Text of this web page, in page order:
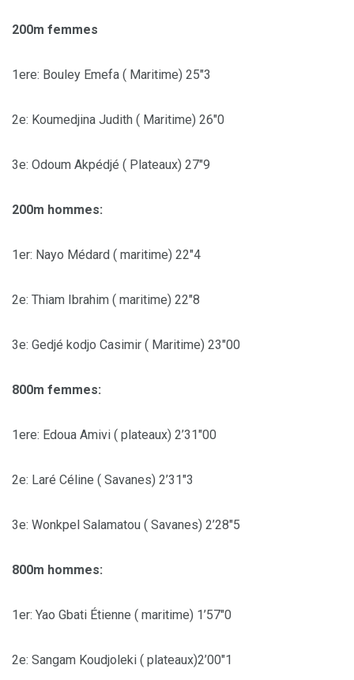
200m femmes
1ere: Bouley Emefa ( Maritime) 25″3
2e: Koumedjina Judith ( Maritime) 26″0
3e: Odoum Akpédjé ( Plateaux) 27″9
200m hommes:
1er: Nayo Médard ( maritime) 22″4
2e: Thiam Ibrahim ( maritime) 22″8
3e: Gedjé kodjo Casimir ( Maritime) 23″00
800m femmes:
1ere: Edoua Amivi ( plateaux) 2’31″00
2e: Laré Céline ( Savanes) 2’31″3
3e: Wonkpel Salamatou ( Savanes) 2’28″5
800m hommes:
1er: Yao Gbati Étienne ( maritime) 1’57″0
2e: Sangam Koudjoleki ( plateaux)2’00″1